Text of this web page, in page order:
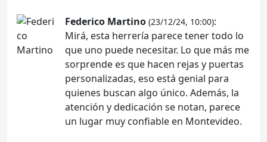
Federico Martino (23/12/24, 10:00):
Mirá, esta herrería parece tener todo lo
que uno puede necesitar. Lo que más me
sorprende es que hacen rejas y puertas
personalizadas, eso está genial para
quienes buscan algo único. Además, la
atención y dedicación se notan, parece
un lugar muy confiable en Montevideo.